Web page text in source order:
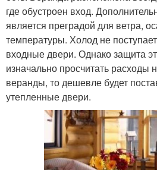
где обустроен вход.
является преградой для ветра,
температуры. Холод не
входные двери. Однако защита
изначально просчитать расходы
веранды, то дешевле будет
утепленные двери.